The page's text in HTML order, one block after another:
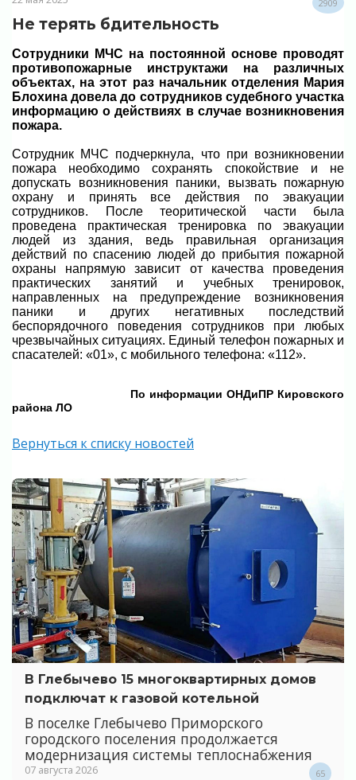
2909
Не терять бдительность
Сотрудники МЧС на постоянной основе проводят
противопожарные инструктажи на различных
объектах, на этот раз начальник отделения Мария
Блохина довела до сотрудников судебного участка
информацию о действиях в случае возникновения
пожара.
Сотрудник МЧС подчеркнула, что при возникновении
пожара необходимо сохранять спокойствие и не
допускать возникновения паники, вызвать пожарную
охрану и принять все действия по эвакуации
сотрудников. После теоритической части была
проведена практическая тренировка по эвакуации
людей из здания, ведь правильная организация
действий по спасению людей до прибытия пожарной
охраны напрямую зависит от качества проведения
практических занятий и учебных тренировок,
направленных на предупреждение возникновения
паники и других негативных последствий
беспорядочного поведения сотрудников при любых
чрезвычайных ситуациях. Единый телефон пожарных и
спасателей: «01», с мобильного телефона: «112».
По информации ОНДиПР Кировского
района ЛО
Вернуться к списку новостей
В Глебычево 15 многоквартирных домов
подключат к газовой котельной
В поселке Глебычево Приморского
городского поселения продолжается
модернизация системы теплоснабжения
07 августа 2026 65